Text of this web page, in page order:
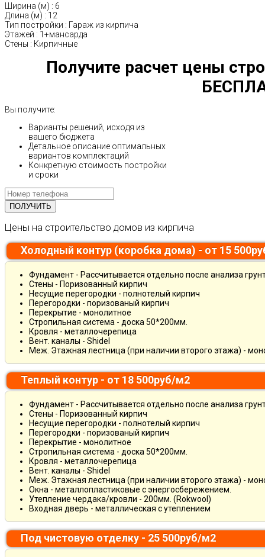
Ширина (м) : 6
Длина (м) : 12
Тип постройки : Гараж из кирпича
Этажей : 1+мансарда
Стены : Кирпичные
Получите расчет цены
Вы получите:
Варианты решений, исходя из
вашего бюджета
Детальное описание оптимальных
вариантов комплектаций
Конкретную стоимость постройки
и сроки
Цены на строительство домов из кирпича
Холодный контур (коробка дома) - от 15
Фундамент - Рассчитывается отдельно после анализа
Стены - Поризованный кирпич
Несущие перегородки - полнотелый кирпич
Перегородки - поризованый кирпич
Перекрытие - монолитное
Стропильная система - доска 50*200мм.
Кровля - металлочерепица
Вент. каналы - Shidel
Меж. Этажная лестница (при наличии второго этажа) -
Теплый контур - от 18 500руб/м2
Фундамент - Рассчитывается отдельно после анализа
Стены - Поризованный кирпич
Несущие перегородки - полнотелый кирпич
Перегородки - поризованый кирпич
Перекрытие - монолитное
Стропильная система - доска 50*200мм.
Кровля - металлочерепица
Вент. каналы - Shidel
Меж. Этажная лестница (при наличии второго этажа) -
Окна - металлопластиковые с энергосбережением.
Утепление чердака/кровли - 200мм. (Rokwool)
Входная дверь - металлическая с утеплением
Под чистовую отделку - 25 500руб/м2